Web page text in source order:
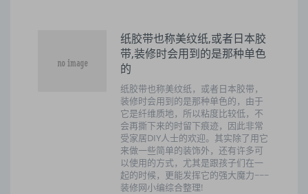
纸胶带也称美纹纸,或者日本胶
带,装修时会用到的是那种单色
的
纸胶带也称美纹纸，或者日本胶带，
装修时会用到的是那种单色的，由于
它是纤维质地，所以粘度比较低，不
会再撕下来的时留下痕迹，因此非常
受家居DIY人士的欢迎。其实除了用它
来做一些简单的装饰外，还有许多可
以使用的方式，尤其是跟孩子们在一
起的时候，更能发挥它的强大魔力~~~
装修网小编综合整理!